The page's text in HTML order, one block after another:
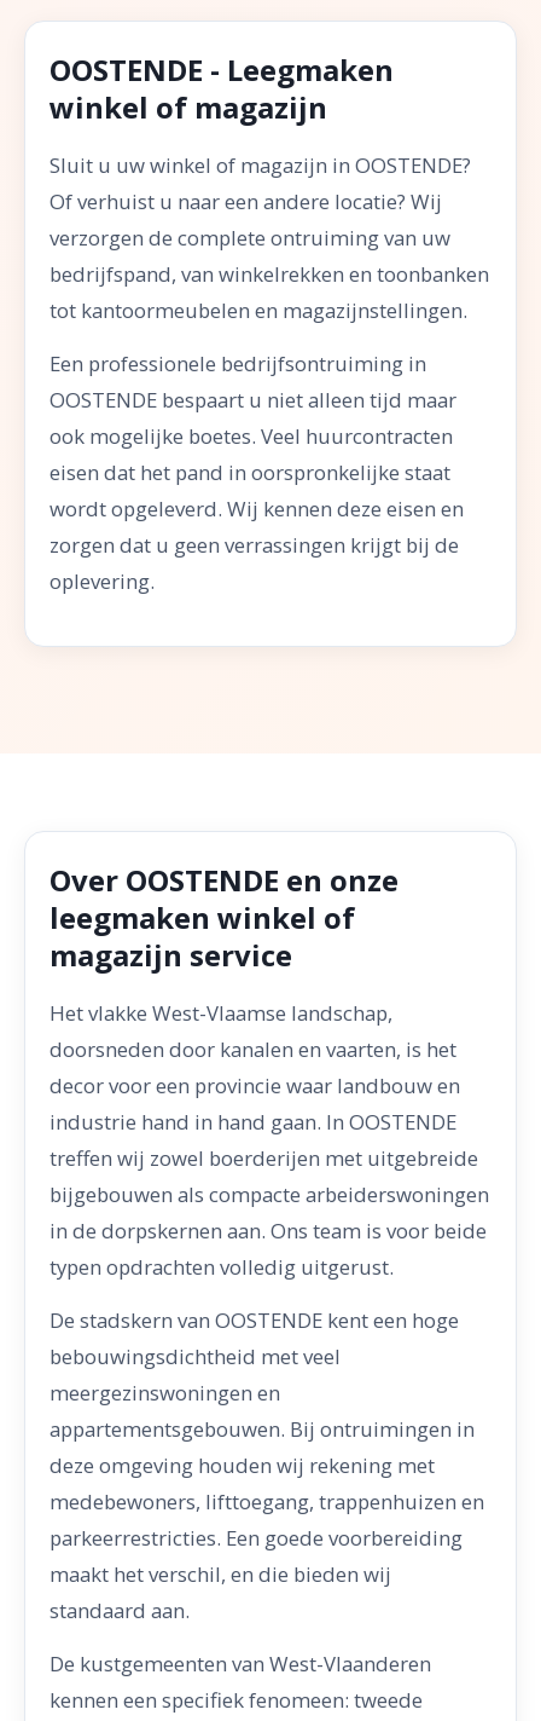
OOSTENDE - Leegmaken
winkel of magazijn
Sluit u uw winkel of magazijn in OOSTENDE?
Of verhuist u naar een andere locatie? Wij
verzorgen de complete ontruiming van uw
bedrijfspand, van winkelrekken en toonbanken
tot kantoormeubelen en magazijnstellingen.
Een professionele bedrijfsontruiming in
OOSTENDE bespaart u niet alleen tijd maar
ook mogelijke boetes. Veel huurcontracten
eisen dat het pand in oorspronkelijke staat
wordt opgeleverd. Wij kennen deze eisen en
zorgen dat u geen verrassingen krijgt bij de
oplevering.
Over OOSTENDE en onze
leegmaken winkel of
magazijn service
Het vlakke West-Vlaamse landschap,
doorsneden door kanalen en vaarten, is het
decor voor een provincie waar landbouw en
industrie hand in hand gaan. In OOSTENDE
treffen wij zowel boerderijen met uitgebreide
bijgebouwen als compacte arbeiderswoningen
in de dorpskernen aan. Ons team is voor beide
typen opdrachten volledig uitgerust.
De stadskern van OOSTENDE kent een hoge
bebouwingsdichtheid met veel
meergezinswoningen en
appartementsgebouwen. Bij ontruimingen in
deze omgeving houden wij rekening met
medebewoners, lifttoegang, trappenhuizen en
parkeerrestricties. Een goede voorbereiding
maakt het verschil, en die bieden wij
standaard aan.
De kustgemeenten van West-Vlaanderen
kennen een specifiek fenomeen: tweede